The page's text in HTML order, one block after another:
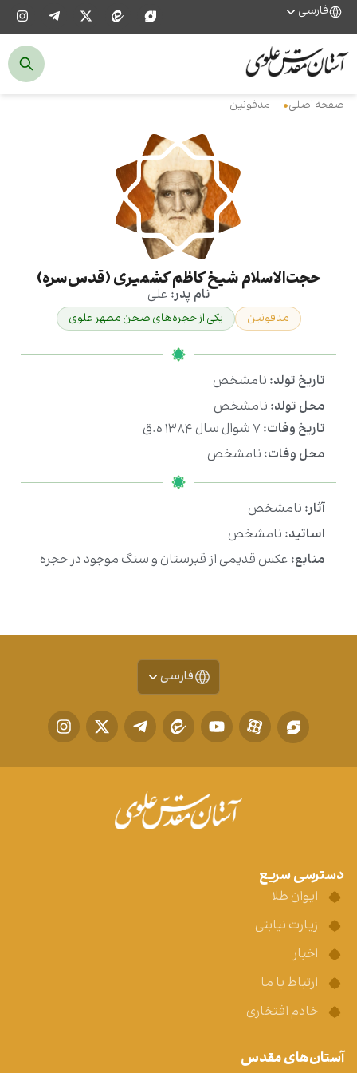
فارسی
صفحه اصلی مدفونین
حجت‌الاسلام شیخ کاظم کشمیری (قدس‌سره)
نام پدر: علی
مدفونین یکی از حجره‌های صحن مطهر علوی
تاریخ تولد: نامشخص
محل تولد: نامشخص
تاریخ وفات: ۷ شوال سال ۱۳۸۴ ه.ق
محل وفات: نامشخص
آثار: نامشخص
اساتید: نامشخص
منابع: عکس قدیمی از قبرستان و سنگ موجود در حجره
فارسی
دسترسی سریع
ایوان طلا
زیارت نیابتی
اخبار
ارتباط با ما
خادم افتخاری
آستان‌های مقدس